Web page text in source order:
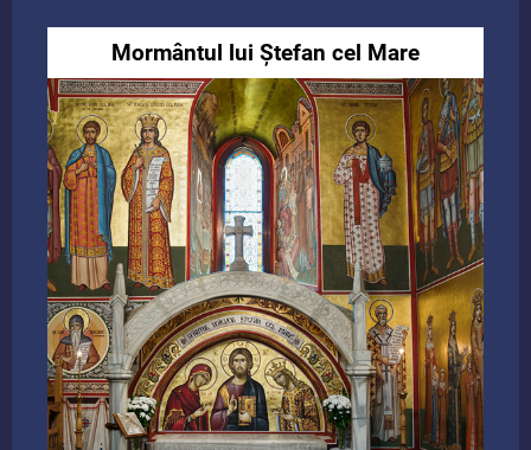
Mormântul lui Ștefan cel Mare